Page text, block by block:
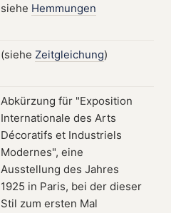
siehe Hemmungen
(siehe Zeitgleichung)
Abkürzung für "Exposition
Internationale des Arts
Décoratifs et Industriels
Modernes", eine
Ausstellung des Jahres
1925 in Paris, bei der dieser
Stil zum ersten Mal